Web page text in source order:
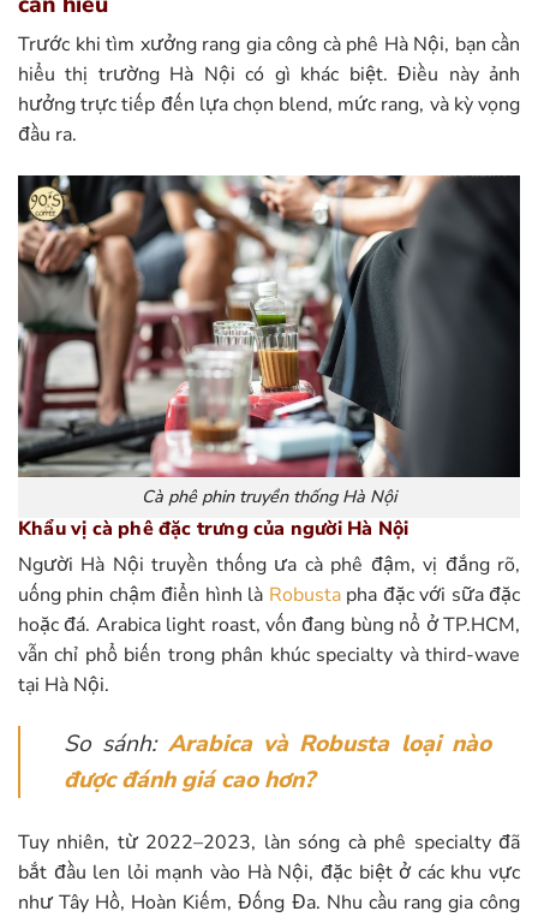
Trước khi tìm xưởng rang gia công cà phê Hà Nội, bạn cần
hiểu thị trường Hà Nội có gì khác biệt. Điều này ảnh
hưởng trực tiếp đến lựa chọn blend, mức rang, và kỳ vọng
đầu ra.
Cà phê phin truyền thống Hà Nội
Khẩu vị cà phê đặc trưng của người Hà Nội
Người Hà Nội truyền thống ưa cà phê đậm, vị đắng rõ,
uống phin chậm điển hình là Robustapha đặc với sữa đặc
hoặc đá. Arabica light roast, vốn đang bùng nổ ở TP.HCM,
vẫn chỉ phổ biến trong phân khúc specialty và third-wave
tại Hà Nội.
So sánh: Arabica và Robusta loại nào
được đánh giá cao hơn?
Tuy nhiên, từ 2022–2023, làn sóng cà phê specialty đã
bắt đầu len lỏi mạnh vào Hà Nội, đặc biệt ở các khu vực
như Tây Hồ, Hoàn Kiếm, Đống Đa. Nhu cầu rang gia công